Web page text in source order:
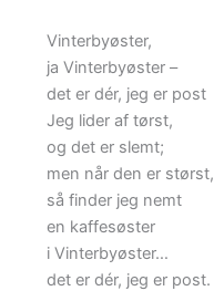
Vinterbyøster,
ja Vinterbyøster –
det er dér, jeg er post
Jeg lider af tørst,
og det er slemt;
men når den er størst,
så finder jeg nemt
en kaffesøster
i Vinterbyøster…
det er dér, jeg er post.